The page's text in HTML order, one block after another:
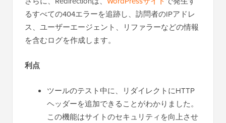
るすべての404エラーを追跡し、訪問者のIPアドレ
ス、ユーザーエージェント、リファラーなどの情報
を含むログを作成します。
利点
ツールのテスト中に、リダイレクトにHTTP
ヘッダーを追加できることがわかりました。
この機能はサイトのセキュリティを向上させ